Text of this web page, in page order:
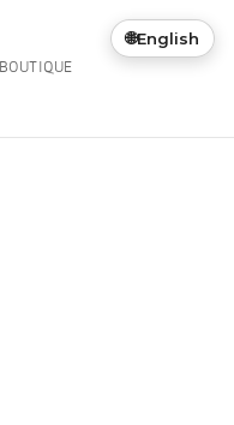
BOUTIQUE
🌐English